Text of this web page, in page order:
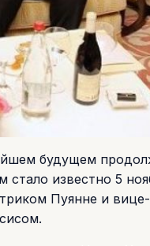
будущем
известно 5
Пуянне и